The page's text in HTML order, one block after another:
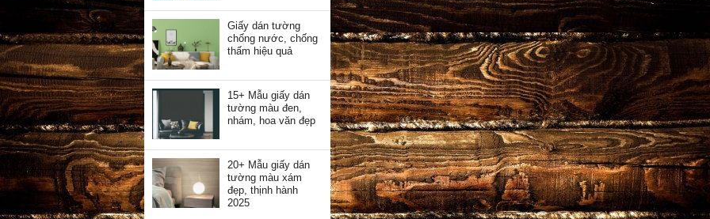
Giấy dán tường
chống nước, chống
thấm hiệu quả
15+ Mẫu giấy dán
tường màu đen,
nhám, hoa văn đẹp
20+ Mẫu giấy dán
tường màu xám
đẹp, thịnh hành
2025